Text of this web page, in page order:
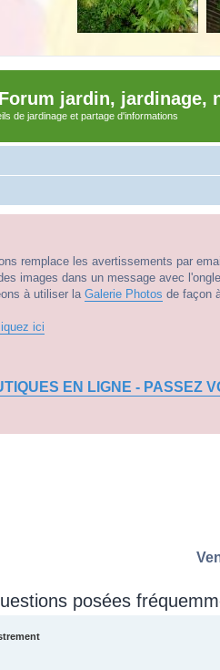
jardin, jardinage,
de jardinage et partage d'informations
remplace les avertissements par
images dans un message avec
à utiliser la Galerie Photos de façon
ici
EN LIGNE - PASSEZ
posées